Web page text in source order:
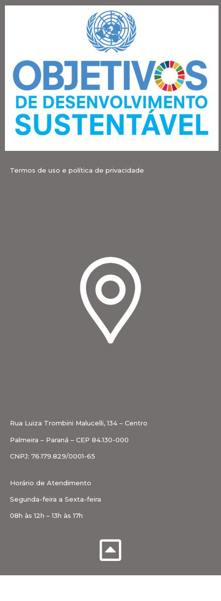
Termos de uso e política de privacidade
Rua Luiza Trombini Malucelli, 134 – Centro
Palmeira – Paraná – CEP 84.130-000
CNPJ: 76.179.829/0001-65
Horário de Atendimento
Segunda-feira a Sexta-feira
08h às 12h – 13h às 17h